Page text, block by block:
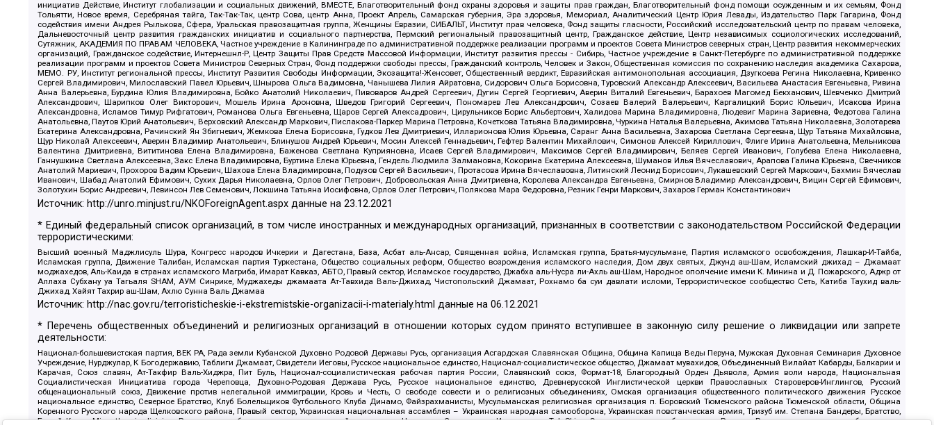
инициатив Действие, Институт глобализации и социальных движений, ВМЕСТЕ, Благотворительный фонд охраны здоровья и защиты прав граждан, Благотворительный фонд помощи осужденным и их семьям, Фонд
Тольятти, Новое время, Серебряная тайга, Так-Так-Так, центр Сова, центр Анна, Проект Апрель, Самарская губерния, Эра здоровья, Мемориал, Аналитический Центр Юрия Левады, Издательство Парк Гагарина, Фонд
содействия имени Андрея Рылькова, Сфера, Уральская правозащитная группа, Женщины Евразии, СИБАЛЬТ, Институт прав человека, Фонд защиты гласности, Российский исследовательский центр по правам человека,
Дальневосточный центр развития гражданских инициатив и социального партнерства, Пермский региональный правозащитный центр, Гражданское действие, Центр независимых социологических исследований,
Сутяжник, АКАДЕМИЯ ПО ПРАВАМ ЧЕЛОВЕКА, Частное учреждение в Калининграде по административной поддержке реализации программ и проектов Совета Министров северных стран, Центр развития некоммерческих
организаций, Гражданское содействие, Интернешнл-Р, Центр Защиты Прав Средств Массовой Информации, Институт развития прессы - Сибирь, Частное учреждение в Санкт-Петербурге по административной поддержке
реализации программ и проектов Совета Министров Северных Стран, Фонд поддержки свободы прессы, Гражданский контроль, Человек и Закон, Общественная комиссия по сохранению наследия академика Сахарова,
МЕМО. РУ, Институт региональной прессы, Институт Развития Свободы Информации, Экозащита!-Женсовет, Общественный вердикт, Евразийская антимонопольная ассоциация, Дзугкоева Регина Николаевна, Кривенко
Сергей Владимирович, Милославский Павел Юрьевич, Шнырова Ольга Вадимовна, Чанышева Лилия Айратовна, Сидорович Ольга Борисовна, Туровский Александр Алексеевич, Васильева Анастасия Евгеньевна, Ривина
Анна Валерьевна, Бурдина Юлия Владимировна, Бойко Анатолий Николаевич, Пивоваров Андрей Сергеевич, Дугин Сергей Георгиевич, Аверин Виталий Евгеньевич, Барахоев Магомед Бекханович, Шевченко Дмитрий
Александрович, Шарипков Олег Викторович, Мошель Ирина Ароновна, Шведов Григорий Сергеевич, Пономарев Лев Александрович, Созаев Валерий Валерьевич, Каргалицкий Борис Юльевич, Исакова Ирина
Александровна, Исламов Тимур Рифгатович, Романова Ольга Евгеньевна, Щаров Сергей Алексадрович, Цирульников Борис Альбертович, Халидова Марина Владимировна, Людевиг Марина Зариевна, Федотова Галина
Анатольевна, Паутов Юрий Анатольевич, Верховский Александр Маркович, Пислакова-Паркер Марина Петровна, Кочеткова Татьяна Владимировна, Чуркина Наталья Валерьевна, Акимова Татьяна Николаевна, Золотарева
Екатерина Александровна, Рачинский Ян Збигневич, Жемкова Елена Борисовна, Гудков Лев Дмитриевич, Илларионова Юлия Юрьевна, Саранг Анна Васильевна, Захарова Светлана Сергеевна, Щур Татьяна Михайловна,
Щур Николай Алексеевич, Аверин Владимир Анатольевич, Блинушов Андрей Юрьевич, Мосин Алексей Геннадьевич, Гефтер Валентин Михайлович, Симонов Алексей Кириллович, Флиге Ирина Анатольевна, Мельникова
Валентина Дмитриевна, Вититинова Елена Владимировна, Баженова Светлана Куприяновна, Исаев Сергей Владимирович, Максимов Сергей Владимирович, Беляев Сергей Иванович, Голубева Елена Николаевна,
Ганнушкина Светлана Алексеевна, Закс Елена Владимировна, Буртина Елена Юрьевна, Гендель Людмила Залмановна, Кокорина Екатерина Алексеевна, Шуманов Илья Вячеславович, Арапова Галина Юрьевна, Свечников
Анатолий Мариевич, Прохоров Вадим Юрьевич, Шахова Елена Владимировна, Подузов Сергей Васильевич, Протасова Ирина Вячеславовна, Литинский Леонид Борисович, Лукашевский Сергей Маркович, Бахмин Вячеслав
Иванович, Шабад Анатолий Ефимович, Сухих Дарья Николаевна, Орлов Олег Петрович, Добровольская Анна Дмитриевна, Королева Александра Евгеньевна, Смирнов Владимир Александрович, Вицин Сергей Ефимович,
Золотухин Борис Андреевич, Левинсон Лев Семенович, Локшина Татьяна Иосифовна, Орлов Олег Петрович, Полякова Мара Федоровна, Резник Генри Маркович, Захаров Герман Константинович
Источник: http://unro.minjust.ru/NKOForeignAgent.aspx данные на23.12.2021
* Единый федеральный список организаций, в том числе иностранных и международных организаций, признанных в соответствии с законодательством Российской Федерации
террористическими:
Высший военный Маджлисуль Шура, Конгресс народов Ичкерии и Дагестана, База, Асбат аль-Ансар, Священная война, Исламская группа, Братья-мусульмане, Партия исламского освобождения, Лашкар-И-Тайба,
Исламская группа, Движение Талибан, Исламская партия Туркестана, Общество социальных реформ, Общество возрождения исламского наследия, Дом двух святых, Джунд аш-Шам, Исламский джихад – Джамаат
моджахедов, Аль-Каида в странах исламского Магриба, Имарат Кавказ, АБТО, Правый сектор, Исламское государство, Джабха аль-Нусра ли-Ахль аш-Шам, Народное ополчение имени К. Минина и Д. Пожарского, Аджр от
Аллаха Субхану уа Тагьаля SHAM, АУМ Синрике, Муджахеды джамаата Ат-Тавхида Валь-Джихад, Чистопольский Джамаат, Рохнамо ба суи давлати исломи, Террористическое сообщество Сеть, Катиба Таухид валь-
Джихад, Хайят Тахрир аш-Шам, Ахлю Сунна Валь Джамаа
Источник: http://nac.gov.ru/terroristicheskie-i-ekstremistskie-organizacii-i-materialy.html данные на06.12.2021
* Перечень общественных объединений и религиозных организаций в отношении которых судом принято вступившее в законную силу решение о ликвидации или запрете
деятельности:
Национал-большевистская партия, ВЕК РА, Рада земли Кубанской Духовно Родовой Державы Русь, организация Асгардская Славянская Община, Община Капища Веды Перуна, Мужская Духовная Семинария Духовное
Учреждение, Нурджулар, К Богодержавию, Таблиги Джамаат, Свидетели Иеговы, Русское национальное единство, Национал-социалистическое общество, Джамаат мувахидов, Объединенный Вилайат Кабарды, Балкарии и
Карачая, Союз славян, Ат-Такфир Валь-Хиджра, Пит Буль, Национал-социалистическая рабочая партия России, Славянский союз, Формат-18, Благородный Орден Дьявола, Армия воли народа, Национальная
Социалистическая Инициатива города Череповца, Духовно-Родовая Держава Русь, Русское национальное единство, Древнерусской Инглистической церкви Православных Староверов-Инглингов, Русский
общенациональный союз, Движение против нелегальной иммиграции, Кровь и Честь, О свободе совести и о религиозных объединениях, Омская организация общественного политического движения Русское
национальное единство, Северное Братство, Клуб Болельщиков Футбольного Клуба Динамо, Файзрахманисты, Мусульманская религиозная организация п. Боровский Тюменского района Тюменской области, Община
Коренного Русского народа Щелковского района, Правый сектор, Украинская национальная ассамблея – Украинская народная самооборона, Украинская повстанческая армия, Тризуб им. Степана Бандеры, Братство,
Белый Крест, Misanthropic division, Религиозное объединение последователей инглиизма, Народная Социальная Инициатива, TulaSkins, Этнополитическое объединение Русские, Русское национальное объединение